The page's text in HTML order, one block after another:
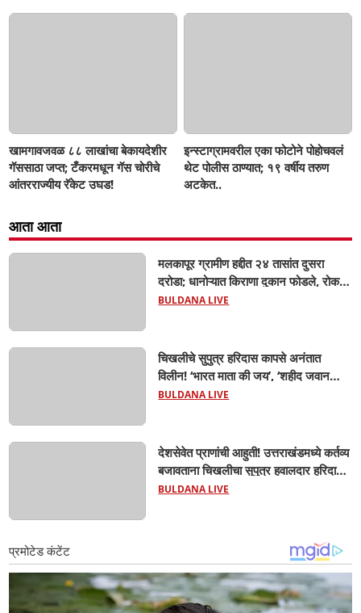
खामगावजवळ ८८ लाखांचा बेकायदेशीर
गॅससाठा जप्त; टँकरमधून गॅस चोरीचे
आंतरराज्यीय रॅकेट उघड!
इन्स्टाग्रामवरील एका फोटोने पोहोचवलं
थेट पोलीस ठाण्यात; १९ वर्षीय तरुण
अटकेत..
आता आता
मलकापूर ग्रामीण हद्दीत २४ तासांत दुसरा
दरोडा; धानोऱ्यात किराणा दुकान फोडले, रोकड
लंपास...
BULDANA LIVE
चिखलीचे सुपुत्र हरिदास कापसे अनंतात
विलीन! ‘भारत माता की जय’, ‘शहीद जवान
अमर रहे’च्या घोषणांनी आसमंत दुमदुमला;
उसळला...
BULDANA LIVE
देशसेवेत प्राणांची आहुती! उत्तराखंडमध्ये कर्तव्य
बजावताना चिखलीचा सुपुत्र हवालदार हरिदास
कापसेंचा मृत्यू; मुलीच्या वाढदिवशी ऑनलाइन
BULDANA LIVE